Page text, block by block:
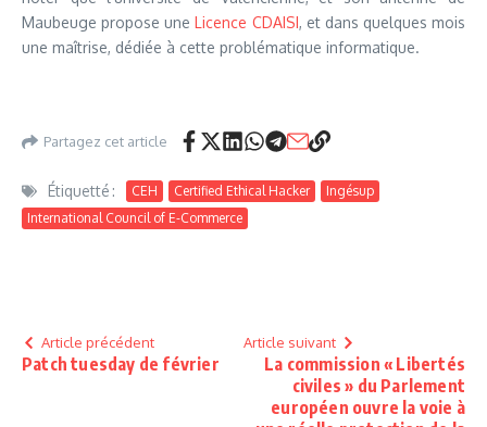
Maubeuge propose uneLicence CDAISI, et dans quelques mois
une maîtrise, dédiée à cette problématique informatique.
Partagez cet article
Étiquetté : CEH Certified Ethical Hacker
Ingésup
International Council of E-Commerce
Article précédent
Patch tuesday de février
Article suivant
La commission « Libertés
civiles » du Parlement
européen ouvre la voie à